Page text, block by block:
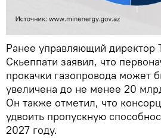
Ранее управляющий директор
Скьеппати заявил, что
прокачки газопровода может
увеличена до не менее 20
Он также отметил, что
удвоить пропускную
2027 году.